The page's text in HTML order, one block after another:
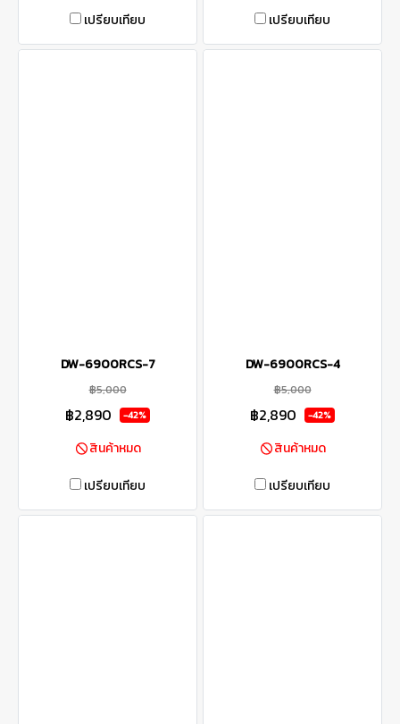
เปรียบเทียบ เปรียบเทียบ
DW-6900RCS-7
฿5,000
฿2,890 -42%
สินค้าหมด
เปรียบเทียบ
DW-6900RCS-4
฿5,000
฿2,890 -42%
สินค้าหมด
เปรียบเทียบ